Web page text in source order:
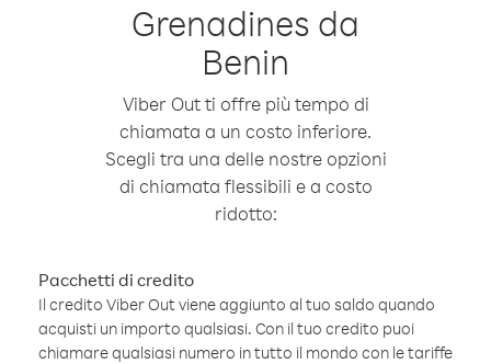
Grenadines da
Benin
Viber Out ti offre più tempo di
chiamata a un costo inferiore.
Scegli tra una delle nostre opzioni
di chiamata flessibili e a costo
ridotto:
Pacchetti di credito
Il credito Viber Out viene aggiunto al tuo saldo quando
acquisti un importo qualsiasi. Con il tuo credito puoi
chiamare qualsiasi numero in tutto il mondo con le tariffe